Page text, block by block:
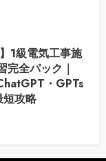
1級電気工事施
完全パック｜
・GPTs
短攻略